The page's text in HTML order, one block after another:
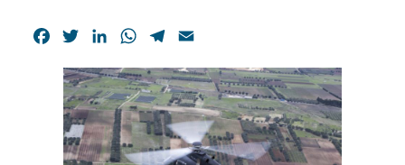
Facebook
TwitterLinkedInWhatsApp
Telegram